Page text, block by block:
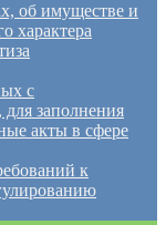
об имуществе и
характера
с
заполнения
акты в сфере
к